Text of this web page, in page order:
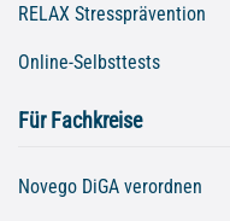
RELAX Stressprävention
Online-Selbsttests
Für Fachkreise
Novego DiGA verordnen